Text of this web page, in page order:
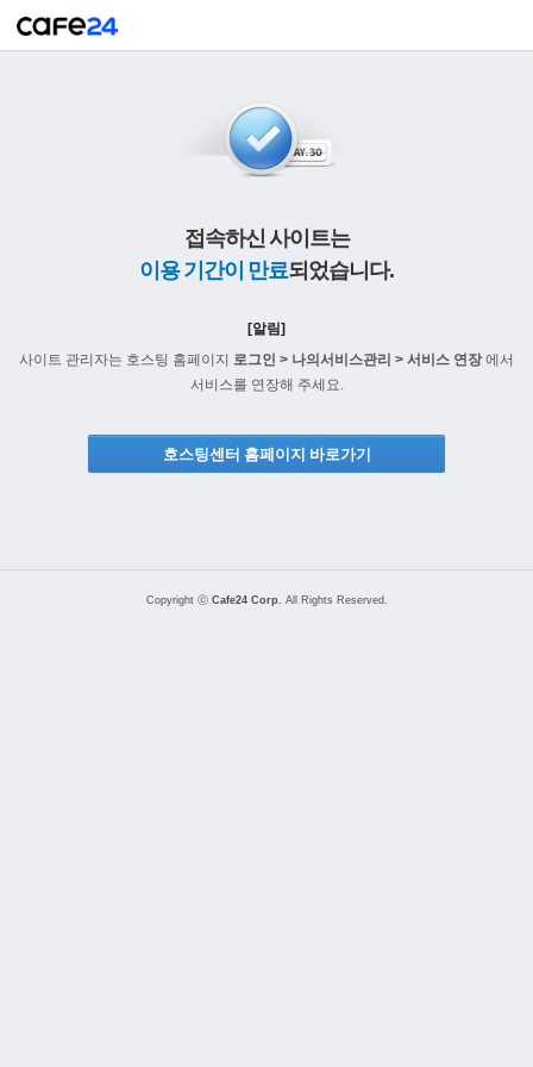
접속하신 사이트는
이용 기간이 만료되었습니다.
[알림]
사이트 관리자는 호스팅 홈페이지 로그인 > 나의서비스관리 > 서비스 연장에서
서비스를 연장해 주세요.
호스팅센터 홈페이지 바로가기
Copyright ⓒ Cafe24 Corp. All Rights Reserved.